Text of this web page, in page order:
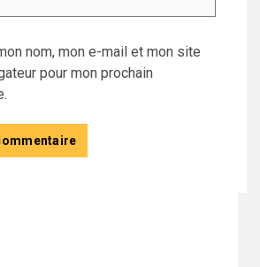
nom, mon e-mail et mon site
pour mon prochain